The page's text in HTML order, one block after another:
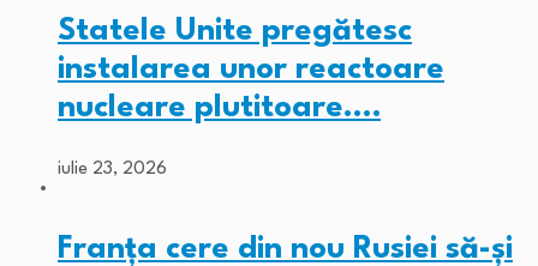
Statele Unite pregătesc
instalarea unor reactoare
nucleare plutitoare.…
iulie 23, 2026
Franța cere din nou Rusiei să-și